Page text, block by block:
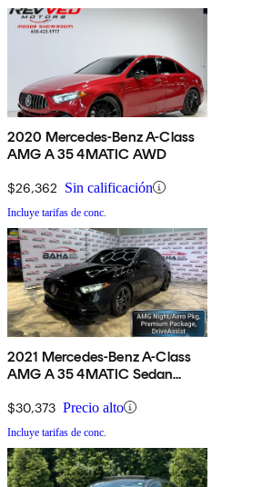
2020 Mercedes-Benz A-Class
AMG A 35 4MATIC AWD
$26,362 Sin calificación
Incluye tarifas de conc.
2021 Mercedes-Benz A-Class
AMG A 35 4MATIC Sedan
$30,373 Precio alto
Incluye tarifas de conc.